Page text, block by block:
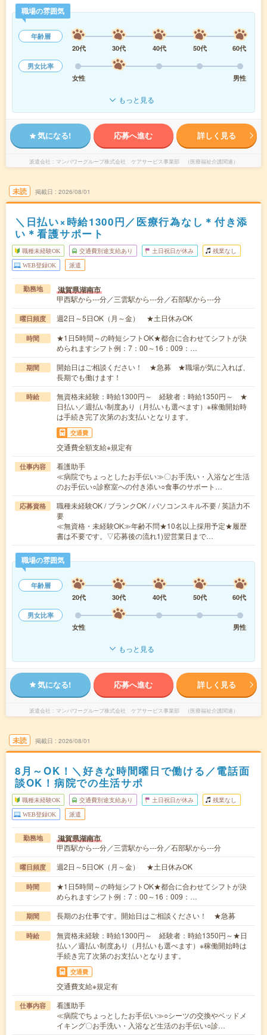
職場の雰囲気
年齢層
20代
30代 40代 50代
60代
男女比率
女性
男性
もっと見る
気になる! 応募へ進む 詳しく見る
派遣会社 マンパワーグループ株式会社 ケアサービス事業部 （医療福祉介護関連）
未読 掲載日 2026/08/01
＼日払い×時給1300円／医療行為なし＊付き添
い＊看護サポート
職種未経験OK 交通費別途支給あり 土日祝日が休み 残業なし
WEB登録OK 派遣
勤務地 滋賀県湖南市
甲西駅から---分／三雲駅から---分／石部駅から---分
曜日頻度 週2日～5日OK（月～金） ★土日休みOK
時間
★1日5時間～の時短シフトOK★都合に合わせてシフトが決
められますシフト例：7：00～16：009：…
期間
開始日はご相談ください！ ★急募 ★職場が気に入れば、
長期でも働けます！
時給
無資格未経験：時給1300円～ 経験者：時給1350円～ ★
日払い／週払い制度あり（月払いも選べます）※稼働開始時
は手続き完了次第のお支払いとなります。
交通費
交通費全額支給※規定有
仕事内容
看護助手
≪病院でちょっとしたお手伝い≫〇お手洗い・入浴など生活
のお手伝い○診察室への付き添い○食事のサポート…
応募資格
職種未経験OK / ブランクOK / パソコンスキル不要 / 英語力不
要
≪無資格・未経験OK≫年齢不問★10名以上採用予定★履歴
書は不要です。▽応募後の流れ1)翌営業日まで…
職場の雰囲気
年齢層
20代
30代 40代 50代
60代
男女比率
女性
男性
もっと見る
気になる! 応募へ進む 詳しく見る
派遣会社 マンパワーグループ株式会社 ケアサービス事業部 （医療福祉介護関連）
未読 掲載日 2026/08/01
8月～OK！＼好きな時間曜日で働ける／電話面
談OK！病院での生活サポ
職種未経験OK 交通費別途支給あり 土日祝日が休み 残業なし
WEB登録OK 派遣
勤務地 滋賀県湖南市
甲西駅から---分／三雲駅から---分／石部駅から---分
曜日頻度 週2日～5日OK（月～金） ★土日休みOK
時間
★1日5時間～の時短シフトOK★都合に合わせてシフトが決
められますシフト例：7：00～16：009：…
期間 長期のお仕事です。開始日はご相談ください！ ★急募
時給
無資格未経験：時給1300円～ 経験者：時給1350円～★日
払い／週払い制度あり（月払いも選べます）※稼働開始時は
手続き完了次第のお支払いとなります。
交通費
交通費支給※規定有
仕事内容
看護助手
≪病院でちょっとしたお手伝い≫○シーツの交換やベッドメ
イキング〇お手洗い・入浴など生活のお手伝い○診…